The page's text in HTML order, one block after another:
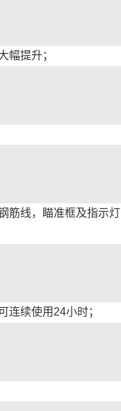
幅提升；
筋线，瞄准框及指示灯
连续使用24小时；